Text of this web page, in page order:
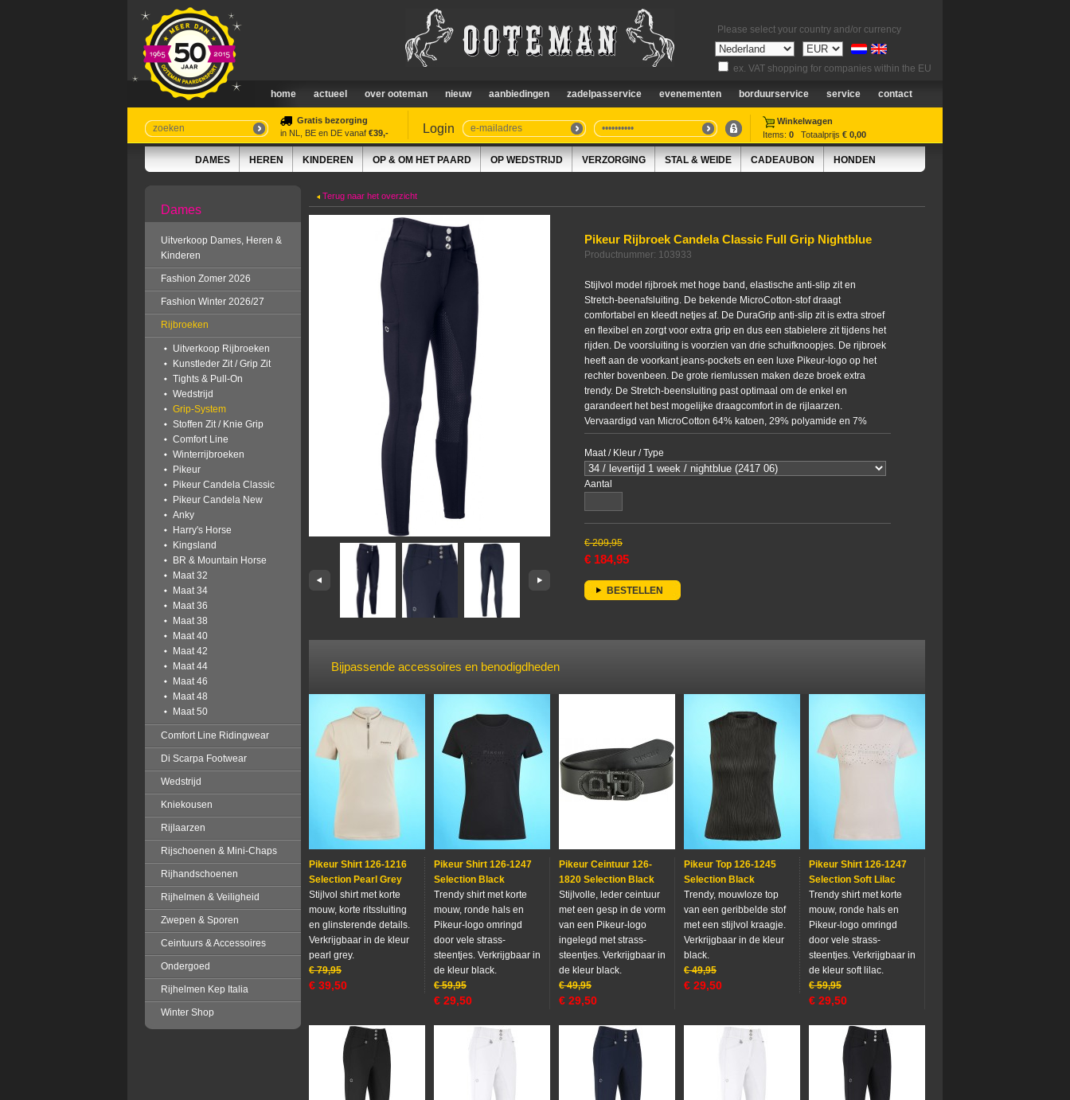
Please select your country and/or currency
ex. VAT shopping for companies within the EU
home actueel over ooteman nieuw aanbiedingen zadelpasservice evenementen borduurservice service contact
Gratis bezorging
in NL, BE en DE vanaf €39,- Login
Winkelwagen
Items: 0 Totaalprijs € 0,00
DAMES HEREN KINDEREN OP & OM HET PAARD OP WEDSTRIJD VERZORGING STAL & WEIDE CADEAUBON HONDEN
Dames
Uitverkoop Dames, Heren &
Kinderen
Fashion Zomer 2026
Fashion Winter 2026/27
Rijbroeken
Uitverkoop Rijbroeken
Kunstleder Zit / Grip Zit
Tights & Pull-On
Wedstrijd
Grip-System
Stoffen Zit / Knie Grip
Comfort Line
Winterrijbroeken
Pikeur
Pikeur Candela Classic
Pikeur Candela New
Anky
Harry's Horse
Kingsland
BR & Mountain Horse
Maat 32
Maat 34
Maat 36
Maat 38
Maat 40
Maat 42
Maat 44
Maat 46
Maat 48
Maat 50
Comfort Line Ridingwear
Di Scarpa Footwear
Wedstrijd
Kniekousen
Rijlaarzen
Rijschoenen & Mini-Chaps
Rijhandschoenen
Rijhelmen & Veiligheid
Zwepen & Sporen
Ceintuurs & Accessoires
Ondergoed
Rijhelmen Kep Italia
Winter Shop
Terug naar het overzicht
Pikeur Rijbroek Candela Classic Full Grip Nightblue
Productnummer: 103933
Stijlvol model rijbroek met hoge band, elastische anti-slip zit en
Stretch-beenafsluiting. De bekende MicroCotton-stof draagt
comfortabel en kleedt netjes af. De DuraGrip anti-slip zit is extra stroef
en flexibel en zorgt voor extra grip en dus een stabielere zit tijdens het
rijden. De voorsluiting is voorzien van drie schuifknoopjes. De rijbroek
heeft aan de voorkant jeans-pockets en een luxe Pikeur-logo op het
rechter bovenbeen. De grote riemlussen maken deze broek extra
trendy. De Stretch-beensluiting past optimaal om de enkel en
garandeert het best mogelijke draagcomfort in de rijlaarzen.
Vervaardigd van MicroCotton 64% katoen, 29% polyamide en 7%
elasthan. Machinewasbaar. Verkrijgbaar in de kleur nightblue.
Maat / Kleur / Type
Aantal
€ 209,95
€ 184,95
BESTELLEN
Bijpassende accessoires en benodigdheden
Pikeur Shirt 126-1216
Selection Pearl Grey
Stijlvol shirt met korte
mouw, korte ritssluiting
en glinsterende details.
Verkrijgbaar in de kleur
pearl grey.
€ 79,95
€ 39,50
Pikeur Shirt 126-1247
Selection Black
Trendy shirt met korte
mouw, ronde hals en
Pikeur-logo omringd
door vele strass-
steentjes. Verkrijgbaar in
de kleur black.
€ 59,95
€ 29,50
Pikeur Ceintuur 126-
1820 Selection Black
Stijlvolle, leder ceintuur
met een gesp in de vorm
van een Pikeur-logo
ingelegd met strass-
steentjes. Verkrijgbaar in
de kleur black.
€ 49,95
€ 29,50
Pikeur Top 126-1245
Selection Black
Trendy, mouwloze top
van een geribbelde stof
met een stijlvol kraagje.
Verkrijgbaar in de kleur
black.
€ 49,95
€ 29,50
Pikeur Shirt 126-1247
Selection Soft Lilac
Trendy shirt met korte
mouw, ronde hals en
Pikeur-logo omringd
door vele strass-
steentjes. Verkrijgbaar in
de kleur soft lilac.
€ 59,95
€ 29,50